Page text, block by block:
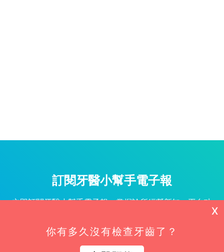
訂閱牙醫小幫手電子報
立即訂閱牙醫小幫手電子報，掌握診所經營新知、平台功
你有多久沒有檢查牙齒了？
X